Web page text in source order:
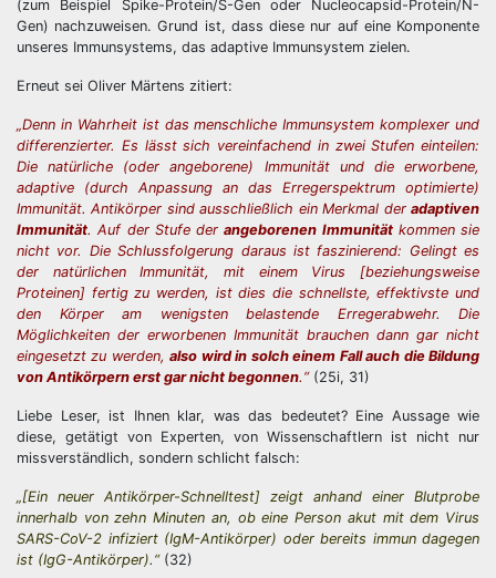
(zum Beispiel Spike-Protein/S-Gen oder Nucleocapsid-Protein/N-
Gen) nachzuweisen. Grund ist, dass diese nur auf eine Komponente
unseres Immunsystems, das adaptive Immunsystem zielen.
Erneut sei Oliver Märtens zitiert:
„Denn in Wahrheit ist das menschliche Immunsystem komplexer und
differenzierter. Es lässt sich vereinfachend in zwei Stufen einteilen:
Die natürliche (oder angeborene) Immunität und die erworbene,
adaptive (durch Anpassung an das Erregerspektrum optimierte)
Immunität. Antikörper sind ausschließlich ein Merkmal der adaptiven
Immunität. Auf der Stufe derangeborenen Immunitätkommen sie
nicht vor. Die Schlussfolgerung daraus ist faszinierend: Gelingt es
der natürlichen Immunität, mit einem Virus [beziehungsweise
Proteinen] fertig zu werden, ist dies die schnellste, effektivste und
den Körper am wenigsten belastende Erregerabwehr. Die
Möglichkeiten der erworbenen Immunität brauchen dann gar nicht
eingesetzt zu werden,also wird in solch einem Fall auch die Bildung
von Antikörpern erst gar nicht begonnen.“(25i, 31)
Liebe Leser, ist Ihnen klar, was das bedeutet? Eine Aussage wie
diese, getätigt von Experten, von Wissenschaftlern ist nicht nur
missverständlich, sondern schlicht falsch:
„[Ein neuer Antikörper-Schnelltest] zeigt anhand einer Blutprobe
innerhalb von zehn Minuten an, ob eine Person akut mit dem Virus
SARS-CoV-2 infiziert (IgM-Antikörper) oder bereits immun dagegen
ist (IgG-Antikörper).“(32)